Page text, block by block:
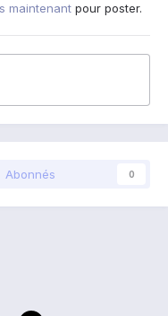
maintenant pour poster.
Abonnés 0